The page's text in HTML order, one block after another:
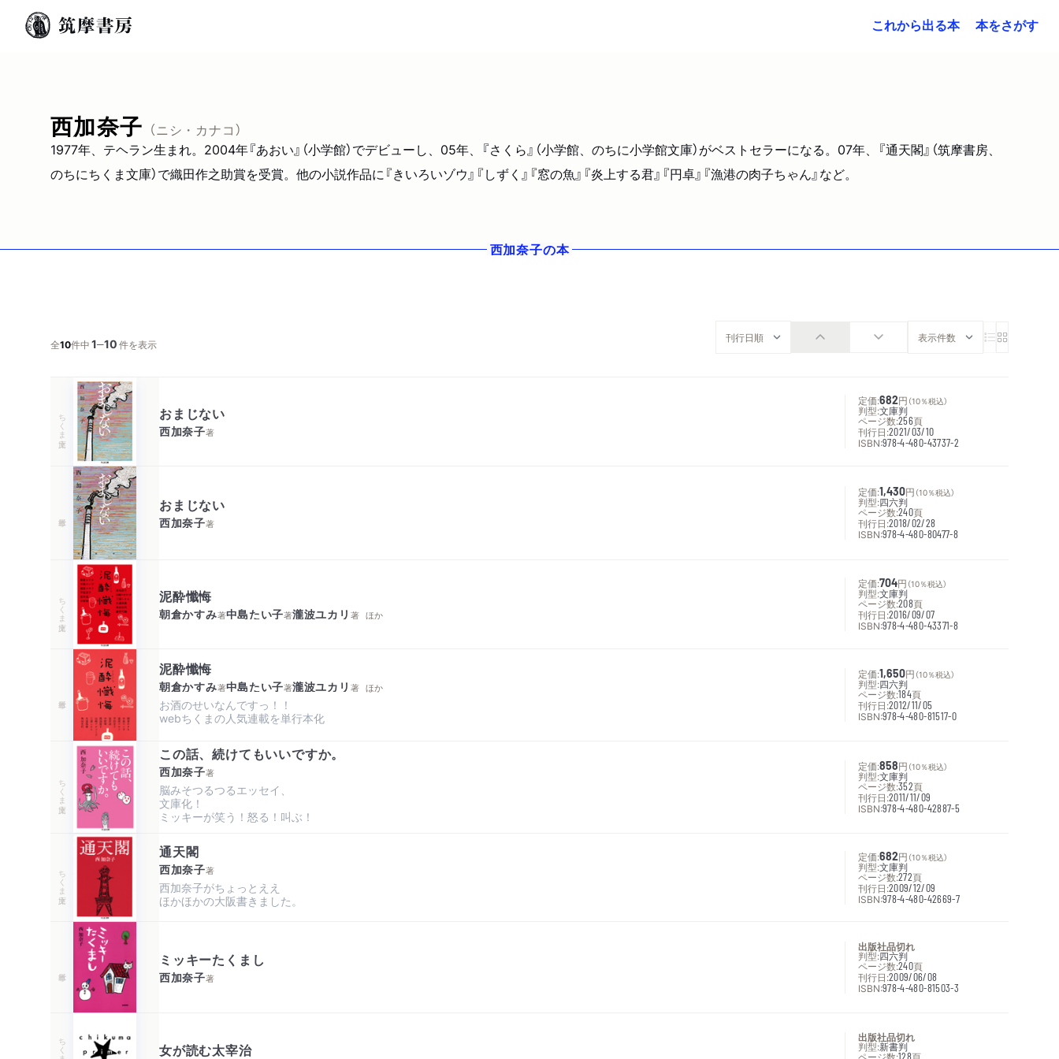
これから出る本 本をさがす
西加奈子 （ニシ・カナコ）
1977年、テヘラン生まれ。2004年『あおい』（小学館）でデビューし、05年、『さくら』（小学館、のちに小学館文庫）がベストセラーになる。07年、『通天閣』（筑摩書房、
のちにちくま文庫）で織田作之助賞を受賞。他の小説作品に『きいろいゾウ』『しずく』『窓の魚』『炎上する君』『円卓』『漁港の肉子ちゃん』など。
西加奈子の本
全10件中1─10件を表示
ちくま文庫 おまじない
西加奈子著
定価:682円 （10％税込）
判型:文庫判
ページ数:256頁
刊行日:2021/03/10
ISBN:978-4-480-43737-2
おまじない
西加奈子著
定価:1,430円 （10％税込）
判型:四六判
ページ数:240頁
刊行日:2018/02/28
ISBN:978-4-480-80477-8
ちくま文庫 泥酔懺悔
朝倉かすみ著中島たい子著瀧波ユカリ 著 ほか
定価:704円 （10％税込）
判型:文庫判
ページ数:208頁
刊行日:2016/09/07
ISBN:978-4-480-43371-8
泥酔懺悔
朝倉かすみ著中島たい子著瀧波ユカリ 著 ほか
お酒のせいなんですっ！！
webちくまの人気連載を単行本化
定価:1,650円 （10％税込）
判型:四六判
ページ数:184頁
刊行日:2012/11/05
ISBN:978-4-480-81517-0
ちくま文庫
この話、続けてもいいですか。
西加奈子著
脳みそつるつるエッセイ、
文庫化！
ミッキーが笑う！怒る！叫ぶ！
定価:858円 （10％税込）
判型:文庫判
ページ数:352頁
刊行日:2011/11/09
ISBN:978-4-480-42887-5
ちくま文庫
通天閣
西加奈子著
西加奈子がちょっとええ
ほかほかの大阪書きました。
定価:682円 （10％税込）
判型:文庫判
ページ数:272頁
刊行日:2009/12/09
ISBN:978-4-480-42669-7
ミッキーたくまし
西加奈子著
出版社品切れ
判型:四六判
ページ数:240頁
刊行日:2009/06/08
ISBN:978-4-480-81503-3
女が読む太宰治
出版社品切れ
判型:新書判
128